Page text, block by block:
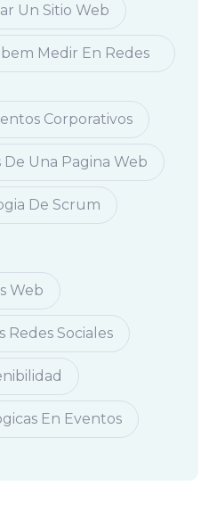
Un Sitio Web
Medir En Redes
Corporativos
Una Pagina Web
De Scrum
Web
Redes Sociales
En Eventos